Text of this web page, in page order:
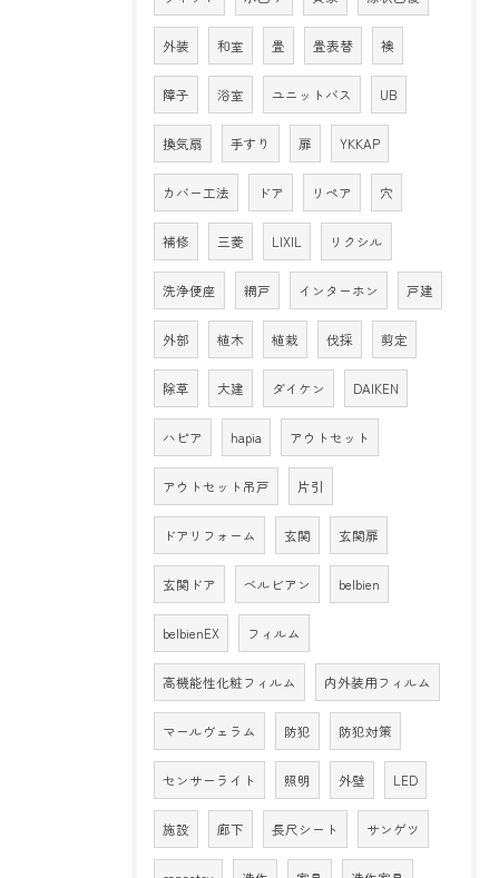
外装 和室 畳 畳表替 襖
障子 浴室 ユニットバス UB
換気扇 手すり 扉 YKKAP
カバー工法 ドア リペア 穴
補修 三菱 LIXIL リクシル
洗浄便座 網戸 インターホン 戸建
外部 植木 植栽 伐採 剪定
除草 大建 ダイケン DAIKEN
ハピア hapia アウトセット
アウトセット吊戸 片引
ドアリフォーム 玄関 玄関扉
玄関ドア ベルビアン belbien
belbienEX フィルム
高機能性化粧フィルム 内外装用フィルム
マールヴェラム 防犯 防犯対策
センサーライト 照明 外壁 LED
施設 廊下 長尺シート サンゲツ